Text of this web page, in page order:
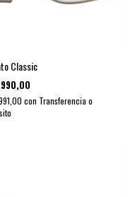
Classic
con Transferencia o